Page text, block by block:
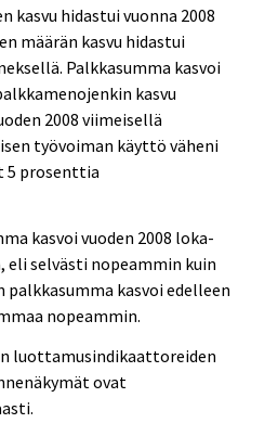
kasvu hidastui vuonna 2008
määrän kasvu hidastui
Palkkasumma kasvoi
kasvu
2008 viimeisellä
työvoiman käyttö väheni
5 prosenttia
kasvoi vuoden 2008 loka-
eli selvästi nopeammin kuin
kasvoi edelleen
nopeammin.
luottamusindikaattoreiden
ovat